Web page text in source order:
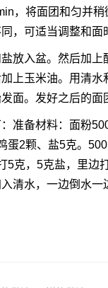
，将面团和匀并稍
，可适当调整和面
放入盆。然后加上
上玉米油。用清水
面。发好之后的面
准备材料：面粉
蛋2颗、盐5克。
5克，5克盐，里边
清水，一边倒水一